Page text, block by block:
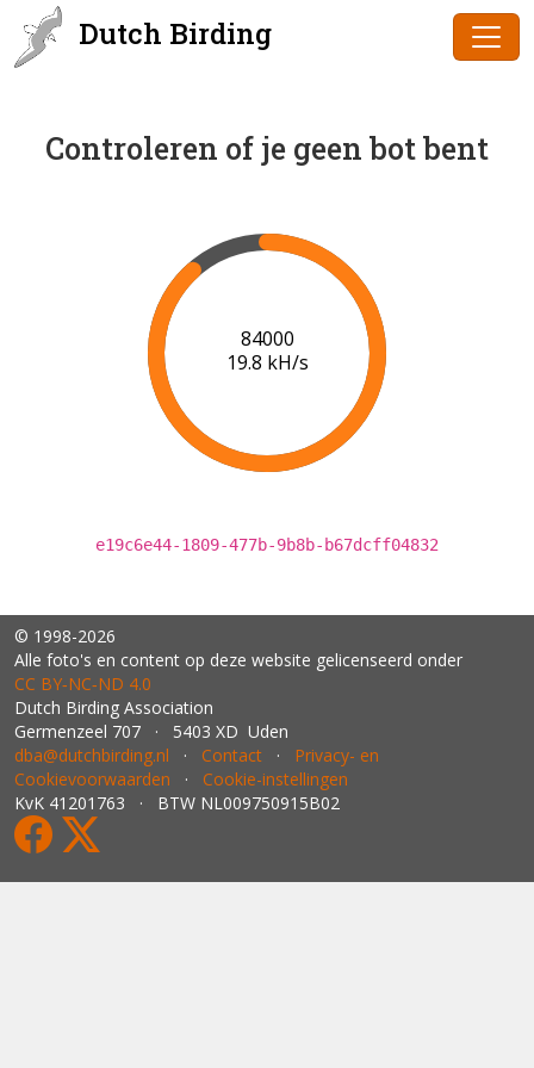
Dutch Birding
Controleren of je geen bot bent
85000
19.8 kH/s
e19c6e44-1809-477b-9b8b-b67dcff04832
© 1998-2026
Alle foto's en content op deze website gelicenseerd onder
CC BY‑NC‑ND 4.0
Dutch Birding Association
Germenzeel 707 · 5403 XD Uden
dba@dutchbirding.nl · Contact · Privacy- en
Cookievoorwaarden · Cookie-instellingen
KvK 41201763 · BTW NL009750915B02